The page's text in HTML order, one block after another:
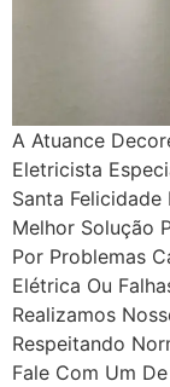
A Atuance
Eletricista
Santa
Melhor Solução
Por Problemas
Elétrica Ou
Realizamos
Respeitando
Fale Com Um